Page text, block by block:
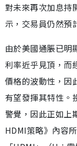
對未來再次加息持
示，交易員仍然預
由於美國通脹已明
利率近乎見頂，而
價格的波動性，因
有望發揮其特性。
警覺，因此正如上
HDMI策略》內容